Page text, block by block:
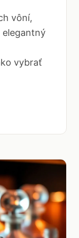
vôní,
elegantný
vybrať